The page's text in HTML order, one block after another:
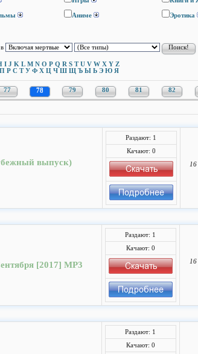
Аниме Эротика
I J K L M N O P Q R S T U V W X Y Z
П Р С Т У Ф Х Ц Ч Ш Щ Ъ Ы Ь Э Ю Я
77 78 79 80 81 82
выпуск)
Раздают: 1
Качают: 0
16
[2017] MP3
Раздают: 1
Качают: 0
16
Раздают: 1
Качают: 0